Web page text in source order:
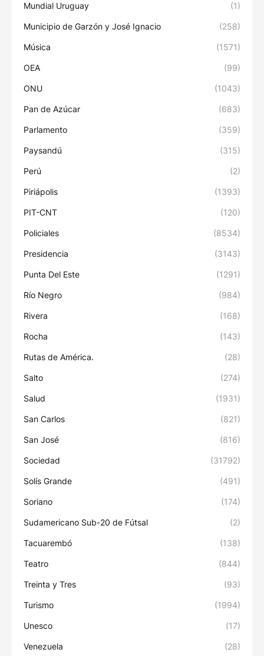
Mundial Uruguay (1)
Municipio de Garzón y José Ignacio (258)
Música (1571)
OEA (99)
ONU (1043)
Pan de Azúcar (683)
Parlamento (359)
Paysandú (315)
Perú (2)
Piriápolis (1393)
PIT-CNT (120)
Policiales (8534)
Presidencia (3143)
Punta Del Este (1291)
Río Negro (984)
Rivera (168)
Rocha (143)
Rutas de América. (28)
Salto (274)
Salud (1931)
San Carlos (821)
San José (816)
Sociedad (31792)
Solís Grande (491)
Soriano (174)
Sudamericano Sub-20 de Fútsal (2)
Tacuarembó (138)
Teatro (844)
Treinta y Tres (93)
Turismo (1994)
Unesco (17)
Venezuela (28)